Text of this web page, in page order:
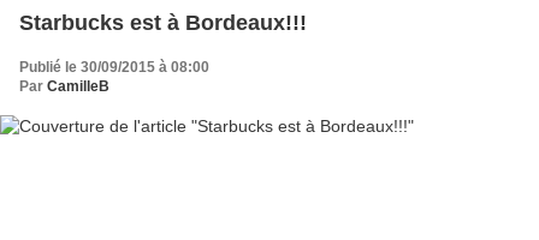
Starbucks est à Bordeaux!!!
Publié le 30/09/2015 à 08:00
Par CamilleB